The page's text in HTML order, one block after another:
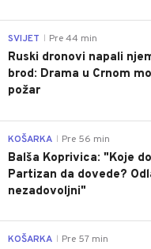
SVIJET Pre 44 min
Ruski dronovi napali
brod: Drama u Crnom
požar
KOŠARKA Pre 56 min
Balša Koprivica: "Koje
Partizan da dovede?
nezadovoljni"
KOŠARKA Pre 57 min